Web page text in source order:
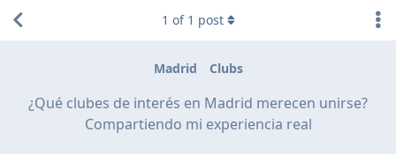
Madrid Clubs
¿Qué clubes de interés en Madrid merecen unirse?
Compartiendo mi experiencia real
1 of 1 post